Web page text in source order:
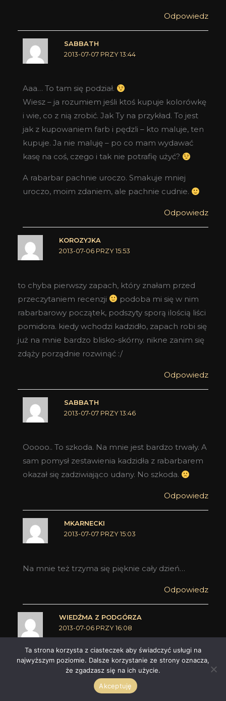
Odpowiedz
SABBATH
2013-07-07 PRZY 13:44
Aaa… To tam się podział.
Wiesz – ja rozumiem jeśli ktoś kupuje kolorówkę
i wie, co z nią zrobić. Jak Ty na przykład. To jest
jak z kupowaniem farb i pędzli – kto maluje, ten
kupuje. Ja nie maluję – po co mam wydawać
kasę na coś, czego i tak nie potrafię użyć?
A rabarbar pachnie uroczo. Smakuje mniej
uroczo, moim zdaniem, ale pachnie cudnie.
Odpowiedz
KOROZYJKA
2013-07-06 PRZY 15:53
to chyba pierwszy zapach, który znałam przed
przeczytaniem recenzji
podoba mi się w nim
rabarbarowy początek, podszyty sporą ilością liści
pomidora. kiedy wchodzi kadzidło, zapach robi się
już na mnie bardzo blisko-skórny. nikne zanim się
zdąży porządnie rozwinąć :/
Odpowiedz
SABBATH
2013-07-07 PRZY 13:46
Ooooo.. To szkoda. Na mnie jest bardzo trwały. A
sam pomysł zestawienia kadzidła z rabarbarem
okazał się zadziwiająco udany. No szkoda.
Odpowiedz
MKARNECKI
2013-07-07 PRZY 15:03
Na mnie też trzyma się pięknie cały dzień…
Odpowiedz
WIEDŹMA Z PODGÓRZA
2013-07-06 PRZY 16:08
Miałam z tymi perfumami kłopot. Bo choć
doceniam jakość kompozycyjną (nie można nie),
subiektywnie pachnidło okazało się nie do
Ta strona korzysta z ciasteczek aby świadczyć usługi na
najwyższym poziomie. Dalsze korzystanie ze strony oznacza,
że zgadzasz się na ich użycie.
Akceptuję